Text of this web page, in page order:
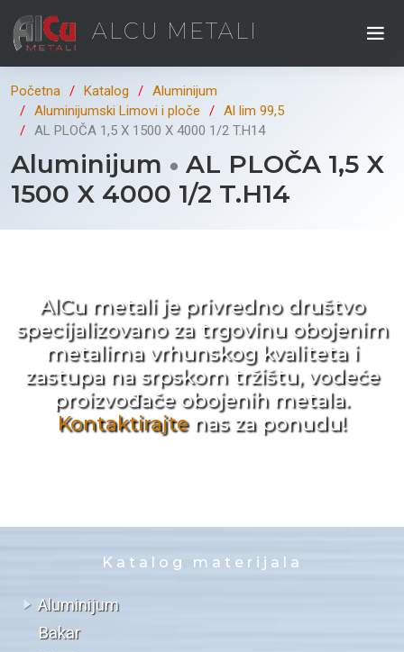
ALCU METALI
Početna Katalog
Aluminijum
Aluminijumski Limovi i ploče
Al lim 99,5
AL PLOČA 1,5 X 1500 X 4000 1/2 T.H14
Aluminijum
AL PLOČA 1,5 X
1500 X 4000 1/2 T.H14
AlCu metali je privredno društvo
specijalizovano za trgovinu obojenim
metalima vrhunskog kvaliteta i
zastupa na srpskom tržištu, vodeće
proizvođače obojenih metala.
Kontaktirajtenas za ponudu!
Katalog materijala
Aluminijum
Bakar